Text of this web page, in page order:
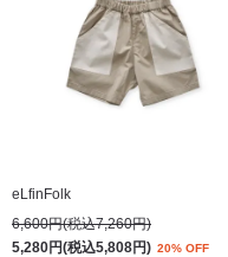
eLfinFolk
6,600円(税込7,260円)
5,280円(税込5,808円) 20% OFF